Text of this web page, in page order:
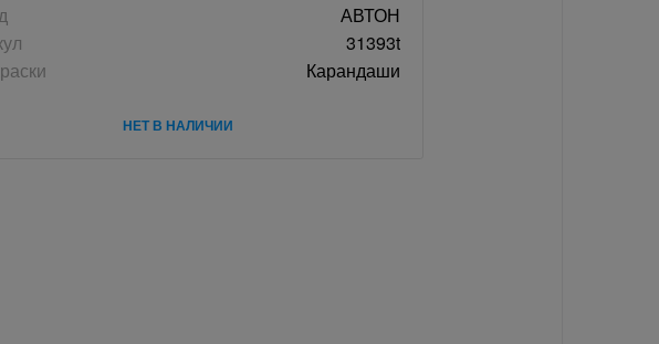
АВТОН
31393t
Карандаши
НЕТ В НАЛИЧИИ